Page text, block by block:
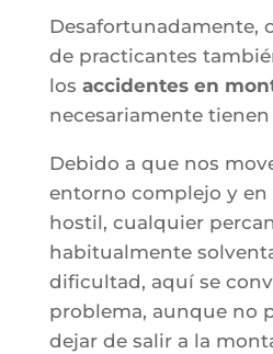
Desafortunadamente,
de practicantes
los accidentes en
necesariamente tienen
Debido a que nos
entorno complejo y en
hostil, cualquier
habitualmente
dificultad, aquí se
problema, aunque no
dejar de salir a la